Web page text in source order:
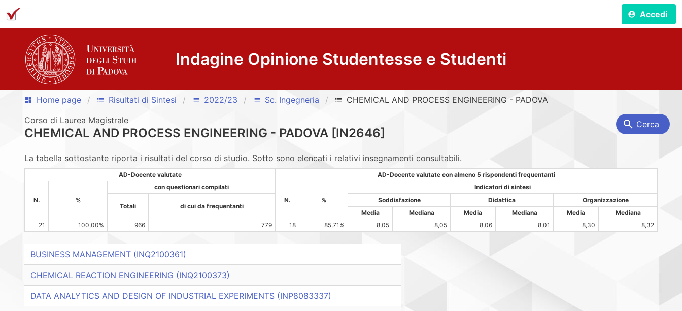
account_circle Accedi
Indagine Opinione Studentesse e Studenti
dashboard Home page list Risultati di Sintesi list 2022/23 list Sc. Ingegneria list
CHEMICAL AND PROCESS ENGINEERING - PADOVA
Corso di Laurea Magistrale
CHEMICAL AND PROCESS ENGINEERING - PADOVA [IN2646]
search Cerca
La tabella sottostante riporta i risultati del corso di studio. Sotto sono elencati i relativi insegnamenti consultabili.
AD-Docente valutate AD-Docente valutate con almeno 5 rispondenti frequentanti
N. %
con questionari compilati
N.
%
Indicatori di sintesi
Totali di cui da frequentanti
Soddisfazione Didattica
Organizzazione
Media
Mediana Media Mediana Media
Mediana
21
100,00% 966 779 18 85,71% 8,05 8,05 8,06 8,01 8,30 8,32
BUSINESS MANAGEMENT (INQ2100361)
CHEMICAL REACTION ENGINEERING (INQ2100373)
DATA ANALYTICS AND DESIGN OF INDUSTRIAL EXPERIMENTS (INP8083337)